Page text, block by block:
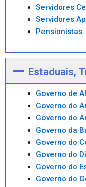
Servidores
Servidores
Pensionistas
Estaduais,
Governo de
Governo do
Governo do
Governo da
Governo do
Governo do
Governo do
Governo do